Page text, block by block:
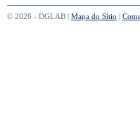
© 2026 - DGLAB | Mapa do Sítio |